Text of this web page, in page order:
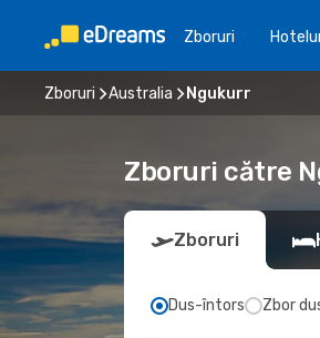
Zboruri
Zboruri Australia Ngukurr
Zboruri către
Zboruri
Dus-întors Zbor